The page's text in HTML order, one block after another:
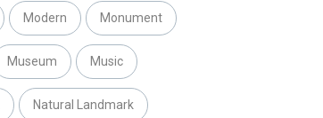
Modern Monument
Museum Music
Natural Landmark